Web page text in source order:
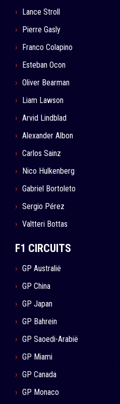
Lance Stroll
Pierre Gasly
Franco Colapino
Esteban Ocon
Oliver Bearman
Liam Lawson
Arvid Lindblad
Alexander Albon
Carlos Sainz
Nico Hulkenberg
Gabriel Bortoleto
Sergio Pérez
Valtteri Bottas
F1 CIRCUITS
GP Australië
GP China
GP Japan
GP Bahrein
GP Saoedi-Arabië
GP Miami
GP Canada
GP Monaco